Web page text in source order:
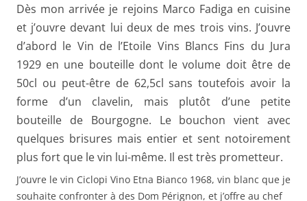
Dès mon arrivée je rejoins Marco Fadiga en cuisine
et j’ouvre devant lui deux de mes trois vins. J’ouvre
d’abord le Vin de l’Etoile Vins Blancs Fins du Jura
1929 en une bouteille dont le volume doit être de
50cl ou peut-être de 62,5cl sans toutefois avoir la
forme d’un clavelin, mais plutôt d’une petite
bouteille de Bourgogne. Le bouchon vient avec
quelques brisures mais entier et sent notoirement
plus fort que le vin lui-même. Il est très prometteur.
J’ouvre le vin Ciclopi Vino Etna Bianco 1968, vin blanc que je
souhaite confronter à des Dom Pérignon, et j’offre au chef